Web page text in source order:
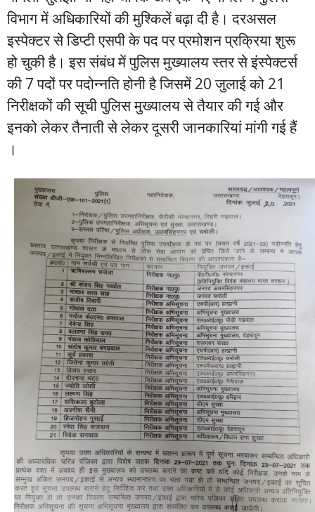
विभाग में अधिकारियों की मुश्किलें बढ़ा दी है। दरअसल
इस्पेक्टर से डिप्टी एसपी के पद पर प्रमोशन प्रक्रिया शुरू
हो चुकी है। इस संबंध में पुलिस मुख्यालय स्तर से इंस्पेक्टर्स
की 7 पदों पर पदोन्नति होनी है जिसमें 20 जुलाई को 21
निरीक्षकों की सूची पुलिस मुख्यालय से तैयार की गई और
इनको लेकर तैनाती से लेकर दूसरी जानकारियां मांगी गई हैं
।